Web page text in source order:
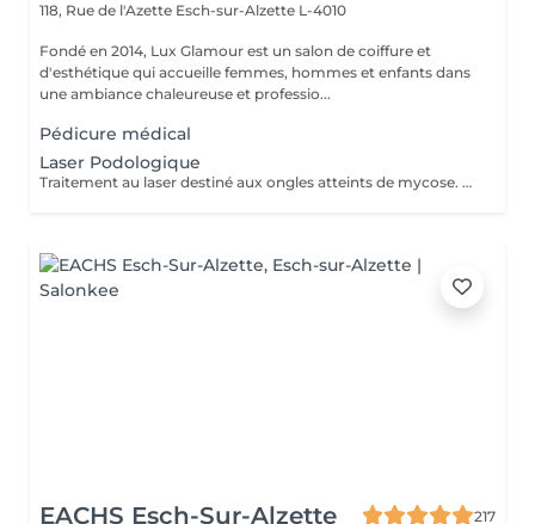
118, Rue de l'Azette Esch-sur-Alzette L-4010
Fondé en 2014, Lux Glamour est un salon de coiffure et
d'esthétique qui accueille femmes, hommes et enfants dans
une ambiance chaleureuse et professio...
Pédicure médical
Laser Podologique
Traitement au laser destiné aux ongles atteints de mycose. Le laser agit directement sur la zone concernée et complète les soins podologiques afin d'améliorer l'aspect et la santé de l'ongle. Procédure rapide, sûre et non invasive. Le nombre de séances nécessaires peut varier selon l'état de l'ongle et l'évolution du traitement.
EACHS Esch-Sur-Alzette
217